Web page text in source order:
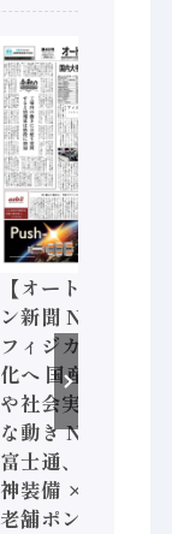
【オートメーショ
ン新聞 No.453】
フィジカルAI本格
化へ 国産AI開発
や社会実装に活発
な動き Noetra、
富士通、日立 / 兵
神装備 × HMS、
老舗ポンプメーカ